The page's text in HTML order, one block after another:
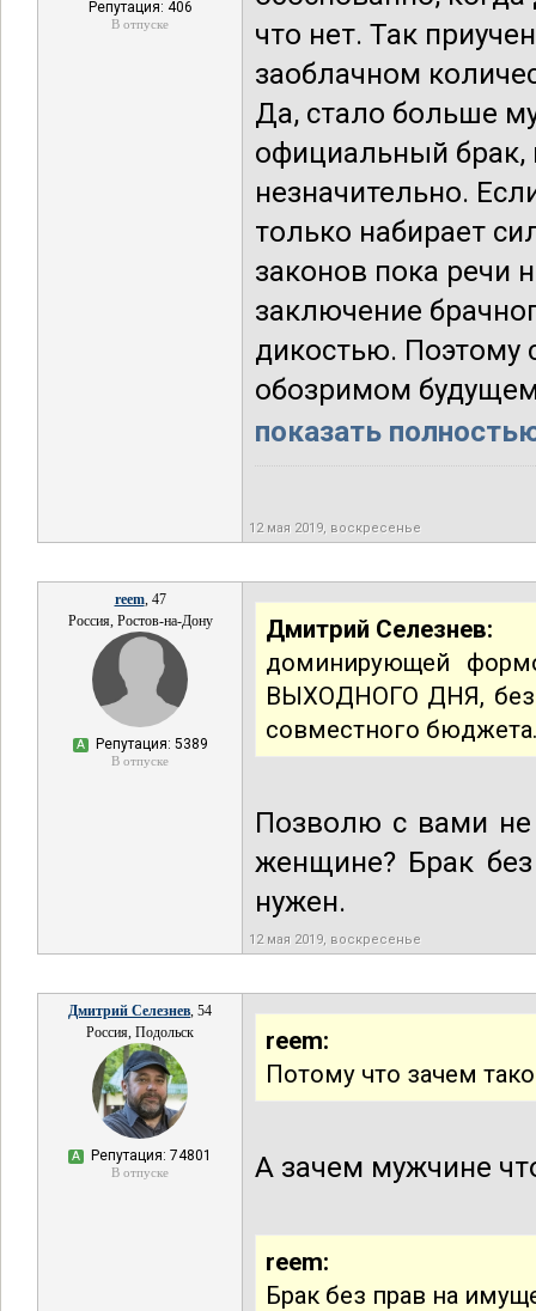
Репутация: 406
В отпуске
что нет. Так
заоблачном
Да, стало больше
официальный брак,
незначительно.
только набирает
законов пока речи
заключение
дикостью. Поэтому
обозримом
показать
12 мая 2019, воскресенье
reem, 47
Россия, Ростов-на-Дону
А Репутация: 5389
В отпуске
Дмитрий Селезнев:
доминирующей
ВЫХОДНОГО ДНЯ, без
совместного
Позволю с вами не
женщине? Брак
нужен.
12 мая 2019, воскресенье
Дмитрий Селезнев, 54
Россия, Подольск
А Репутация: 74801
В отпуске
reem:
Потому что зачем
А зачем мужчине
reem:
Брак без прав на